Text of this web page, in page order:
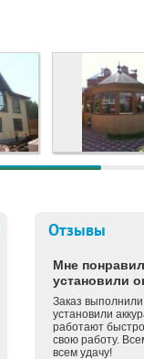
Отзывы
Мне
установили
Заказ
установили
работают
свою работу.
всем удачу!